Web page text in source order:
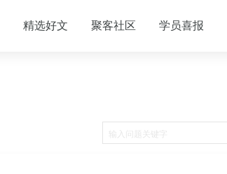
精选好文 聚客社区 学员喜报